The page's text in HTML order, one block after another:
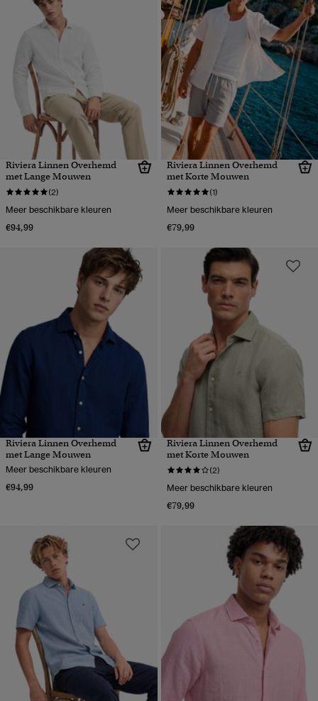
Riviera Linnen Overhemd
met Lange Mouwen
(2)
Meer beschikbare kleuren
€94,99
Riviera Linnen Overhemd
met Korte Mouwen
(1)
Meer beschikbare kleuren
€79,99
Riviera Linnen Overhemd
met Lange Mouwen
Meer beschikbare kleuren
€94,99
Riviera Linnen Overhemd
met Korte Mouwen
(2)
Meer beschikbare kleuren
€79,99